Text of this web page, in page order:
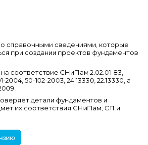
справочными сведениями, которые
при создании проектов фундаментов
соответствие СНиПам 2.02.01-83,
2004, 50-102-2003, 24.13330, 22.13330, а
детали фундаментов и
их соответствия СНиПам, СП и